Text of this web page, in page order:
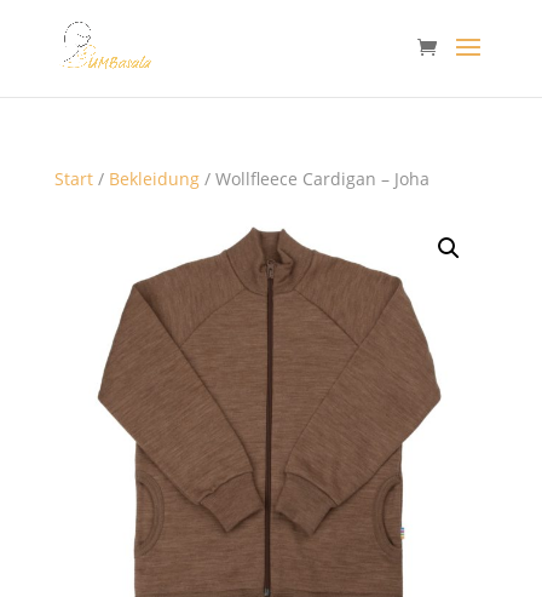
Start/ Bekleidung/ Wollfleece Cardigan – Joha